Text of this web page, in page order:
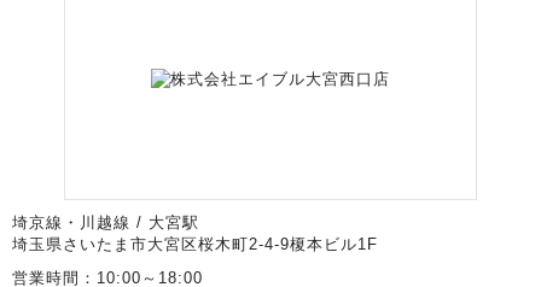
埼京線・川越線 / 大宮駅
埼玉県さいたま市大宮区桜木町2-4-9榎本ビル1F
営業時間：10:00～18:00